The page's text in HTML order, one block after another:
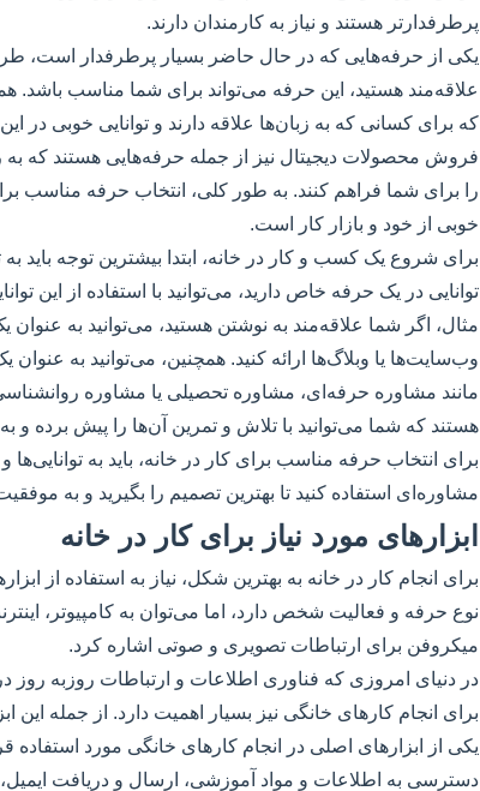
پرطرفدارتر هستند و نیاز به کارمندان دارند.
یکی از حرفه‌هایی که در حال حاضر بسیار پرطرفدار است،
علاقه‌مند هستید، این حرفه می‌تواند برای شما مناسب باشد.
که برای کسانی که به زبان‌ها علاقه دارند و توانایی خوبی در
فروش محصولات دیجیتال نیز از جمله حرفه‌هایی هستند که به
را برای شما فراهم کنند. به طور کلی، انتخاب حرفه مناسب
خوبی از خود و بازار کار است.
برای شروع یک کسب و کار در خانه، ابتدا بیشترین توجه باید
توانایی در یک حرفه خاص دارید، می‌توانید با استفاده از این
مثال، اگر شما علاقه‌مند به نوشتن هستید، می‌توانید به عنوان
وب‌سایت‌ها یا وبلاگ‌ها ارائه کنید. همچنین، می‌توانید به
مانند مشاوره حرفه‌ای، مشاوره تحصیلی یا مشاوره
هستند که شما می‌توانید با تلاش و تمرین آن‌ها را پیش برده
برای انتخاب حرفه مناسب برای کار در خانه، باید به
مشاوره‌ای استفاده کنید تا بهترین تصمیم را بگیرید و به
ابزارهای مورد نیاز برای کار در خانه
برای انجام کار در خانه به بهترین شکل، نیاز به استفاده از
نوع حرفه و فعالیت شخص دارد، اما می‌توان به کامپیوتر،
میکروفن برای ارتباطات تصویری و صوتی اشاره کرد.
در دنیای امروزی که فناوری اطلاعات و ارتباطات روزبه
برای انجام کارهای خانگی نیز بسیار اهمیت دارد. از جمله این
یکی از ابزارهای اصلی در انجام کارهای خانگی مورد استفاده
دسترسی به اطلاعات و مواد آموزشی، ارسال و دریافت ایمیل،